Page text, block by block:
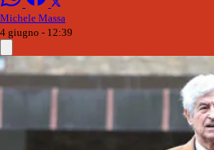
Michele Massa
4 giugno - 12:39